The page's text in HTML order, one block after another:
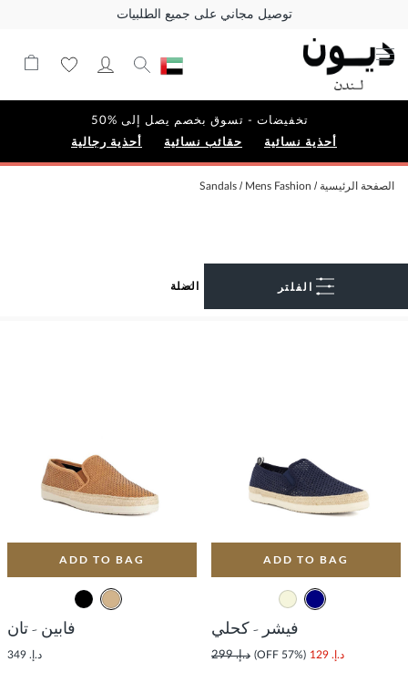
توصيل مجاني على جميع الطلبيات
تخفيضات - تسوق بخصم يصل إلى %50
أحذية نسائية حقائب نسائية أحذية رجالية
الصفحة الرئيسية Mens Fashion
Sandals
الفلتر
ADD TO BAG
فيشر - كحلي
د.إ. 129 (57% OFF) د.إ. 299
ADD TO BAG
فابين - تان
د.إ. 349